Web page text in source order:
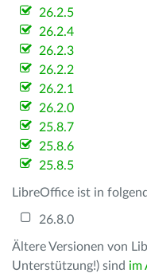
26.2.5
26.2.4
26.2.3
26.2.2
26.2.1
26.2.0
25.8.7
25.8.6
25.8.5
LibreOffice ist in
26.8.0
Ältere Versionen von
Unterstützung!) sind im